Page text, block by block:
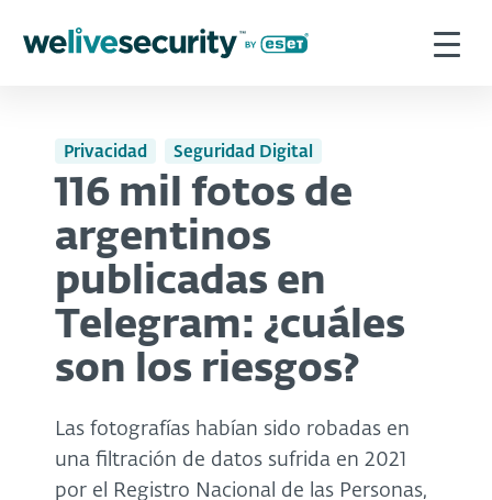
Privacidad Seguridad Digital
116 mil fotos de
argentinos
publicadas en
Telegram: ¿cuáles
son los riesgos?
Las fotografías habían sido robadas en
una filtración de datos sufrida en 2021
por el Registro Nacional de las Personas,